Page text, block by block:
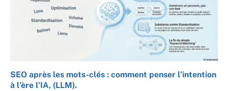
SEO après les mots-clés : comment penser l’intention
à l’ère l’IA, (LLM).